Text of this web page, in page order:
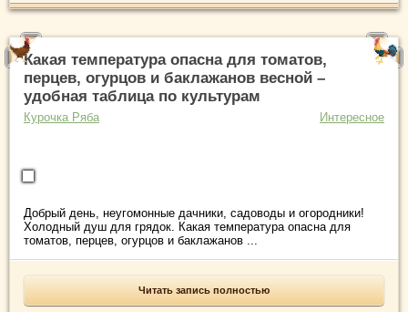
Какая температура опасна для томатов,
перцев, огурцов и баклажанов весной –
удобная таблица по культурам
Курочка Ряба Интересное
Добрый день, неугомонные дачники, садоводы и огородники!
Холодный душ для грядок. Какая температура опасна для
томатов, перцев, огурцов и баклажанов ...
Читать запись полностью